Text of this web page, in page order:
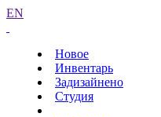
EN
Новое
Инвентарь
Задизайнено
Студия